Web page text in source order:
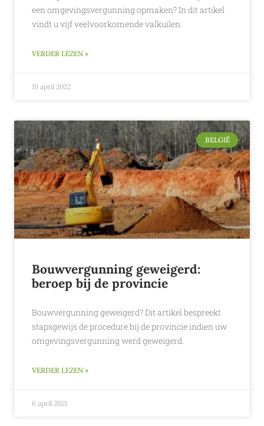
een omgevingsvergunning opmaken? In dit artikel
vindt u vijf veelvoorkomende valkuilen.
VERDER LEZEN »
19 april 2022
BELGIË
Bouwvergunning geweigerd:
beroep bij de provincie
Bouwvergunning geweigerd? Dit artikel bespreekt
stapsgewijs de procedure bij de provincie indien uw
omgevingsvergunning werd geweigerd.
VERDER LEZEN »
6 april 2021